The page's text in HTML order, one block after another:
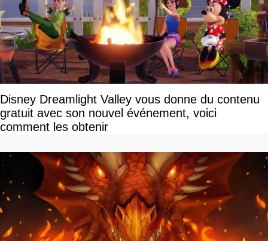
Disney Dreamlight Valley vous donne du contenu
gratuit avec son nouvel événement, voici
comment les obtenir